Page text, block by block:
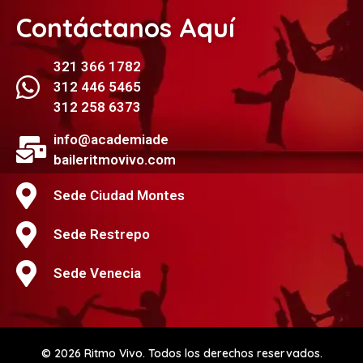
Contáctanos Aquí
321 366 1782
312 446 5465
312 258 6373
info@academiade
baileritmovivo.com
Sede Ciudad Montes
Sede Restrepo
Sede Venecia
© 2026 Ritmo Vivo. Todos los derechos reservados.